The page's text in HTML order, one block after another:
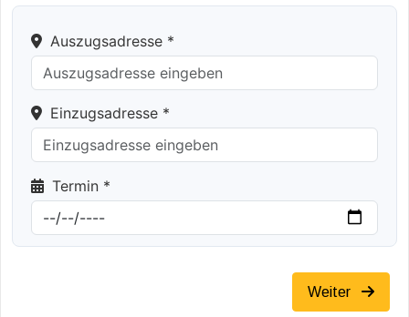
Auszugsadresse *
Einzugsadresse *
Termin *
Weiter